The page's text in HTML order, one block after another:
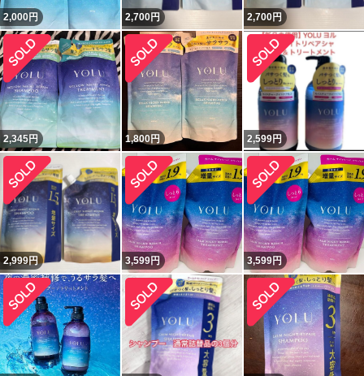
2,000円 2,700円 2,700円
2,345円 1,800円 2,599円
2,999円 3,599円 3,599円